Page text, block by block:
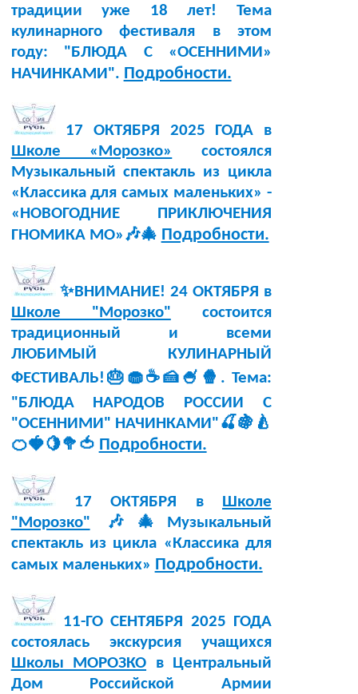
традиции уже 18 лет! Тема
кулинарного фестиваля в этом
году: "БЛЮДА С «ОСЕННИМИ»
НАЧИНКАМИ". Подробности.
17 ОКТЯБРЯ 2025 ГОДА в
Школе «Морозко»
состоялся
Музыкальный спектакль из цикла
«Классика для самых маленьких» -
«НОВОГОДНИЕ ПРИКЛЮЧЕНИЯ
ГНОМИКА МО»🎶🎄 Подробности.
✨ВНИМАНИЕ! 24 ОКТЯБРЯ в
Школе "Морозко" состоится
традиционный и всеми
ЛЮБИМЫЙ КУЛИНАРНЫЙ
ФЕСТИВАЛЬ!🎂🧁☕🍰🍧🍿. Тема:
"БЛЮДА НАРОДОВ РОССИИ С
"ОСЕННИМИ" НАЧИНКАМИ"🍒🍇🍐
🍊🍓🍋🥦🍅 Подробности.
17 ОКТЯБРЯ в Школе
"Морозко" 🎶🎄Музыкальный
спектакль из цикла «Классика для
самых маленьких» Подробности.
11-ГО СЕНТЯБРЯ 2025 ГОДА
состоялась экскурсия учащихся
Школы МОРОЗКО в Центральный
Дом Российской Армии